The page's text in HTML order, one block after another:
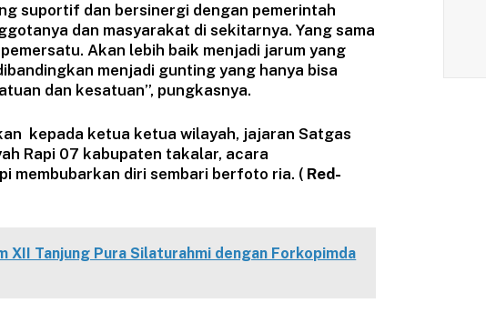
suportif dan bersinergi dengan pemerintah
dan masyarakat di sekitarnya. Yang sama
Akan lebih baik menjadi jarum yang
menjadi gunting yang hanya bisa
dan kesatuan”, pungkasnya.
kepada ketua ketua wilayah, jajaran Satgas
Rapi 07 kabupaten takalar, acara
membubarkan diri sembari berfoto ria. ( Red-
XII Tanjung Pura Silaturahmi dengan Forkopimda